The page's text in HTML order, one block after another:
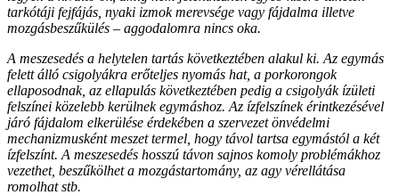
tarkótáji fejfájás, nyaki izmok merevsége vagy fájdalma illetve
mozgásbeszűkülés – aggodalomra nincs oka.
A meszesedés a helytelen tartás következtében alakul ki. Az egymás
felett álló csigolyákra erőteljes nyomás hat, a porkorongok
ellaposodnak, az ellapulás következtében pedig a csigolyák ízületi
felszínei közelebb kerülnek egymáshoz. Az ízfelszínek érintkezésével
járó fájdalom elkerülése érdekében a szervezet önvédelmi
mechanizmusként meszet termel, hogy távol tartsa egymástól a két
ízfelszínt. A meszesedés hosszú távon sajnos komoly problémákhoz
vezethet, beszűkölhet a mozgástartomány, az agy vérellátása
romolhat stb.